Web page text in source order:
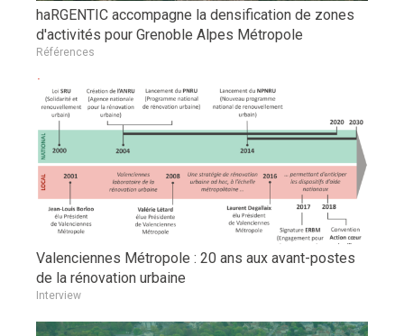
haRGENTIC accompagne la densification de zones
d'activités pour Grenoble Alpes Métropole
Références
Valenciennes Métropole : 20 ans aux avant-postes
de la rénovation urbaine
Interview